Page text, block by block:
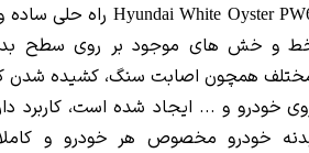
Hyundai White Oyster راه حلی ساده
و خش های موجود بر روی سطح
همچون اصابت سنگ، کشیده شدن
خودرو و ... ایجاد شده است، کاربرد
خودرو مخصوص هر خودرو و